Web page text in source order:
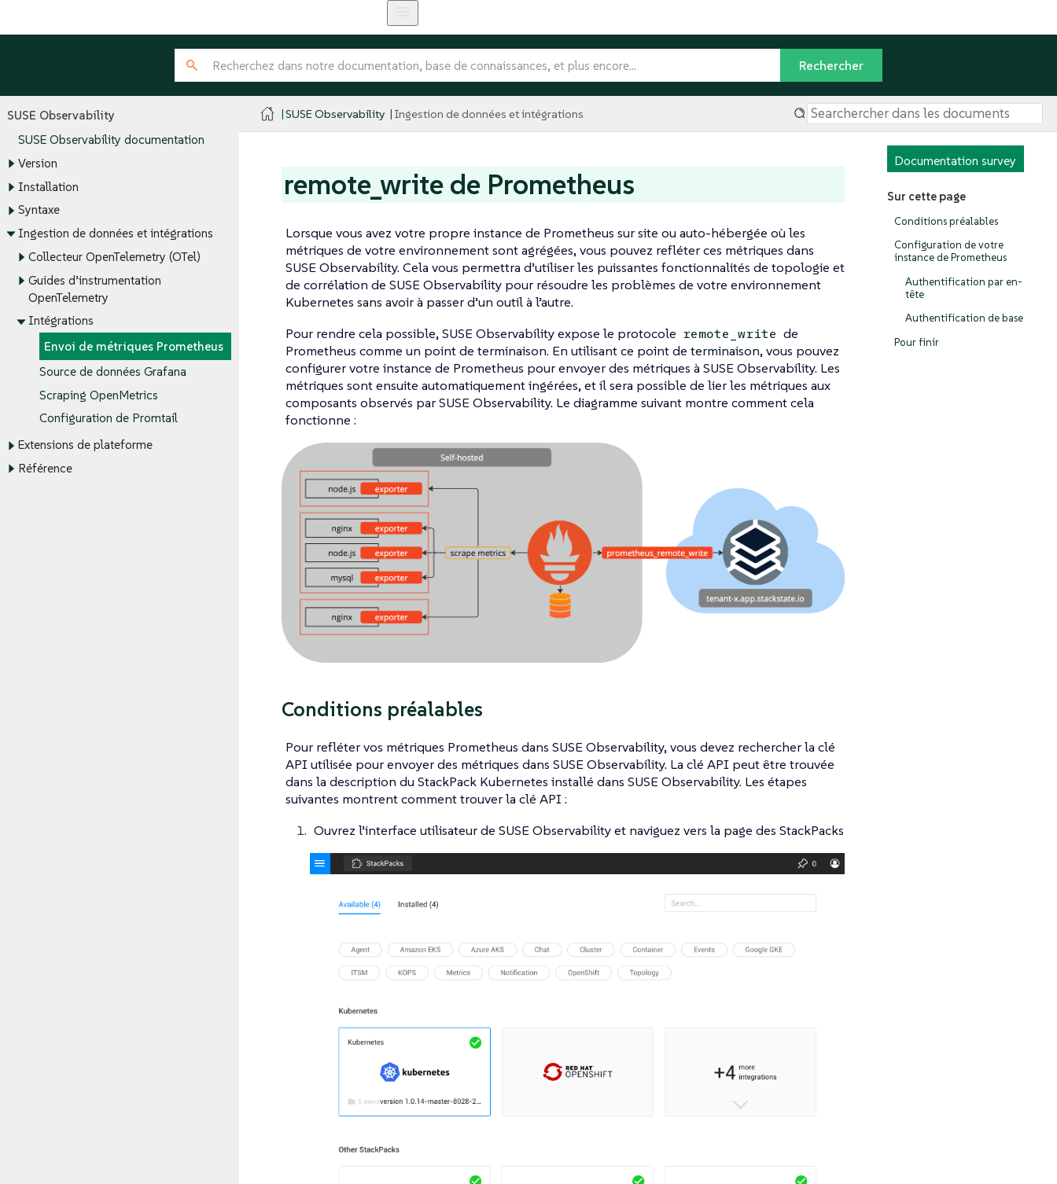
SUSE Observability
SUSE Observability documentation
Version
Installation
Syntaxe
Ingestion de données et intégrations
Collecteur OpenTelemetry (OTel)
Guides d’instrumentation
OpenTelemetry
Intégrations
Envoi de métriques Prometheus
Source de données Grafana
Scraping OpenMetrics
Configuration de Promtail
Extensions de plateforme
Référence
SUSE Observability Ingestion de données et intégrations
Documentation survey
Sur cette page
Conditions préalables
Configuration de votre
instance de Prometheus
Authentification par en-
tête
Authentification de base
Pour finir
remote_write de Prometheus
Lorsque vous avez votre propre instance de Prometheus sur site ou auto-hébergée où les
métriques de votre environnement sont agrégées, vous pouvez refléter ces métriques dans
SUSE Observability. Cela vous permettra d’utiliser les puissantes fonctionnalités de topologie et
de corrélation de SUSE Observability pour résoudre les problèmes de votre environnement
Kubernetes sans avoir à passer d’un outil à l’autre.
Pour rendre cela possible, SUSE Observability expose le protocole remote_write de
Prometheus comme un point de terminaison. En utilisant ce point de terminaison, vous pouvez
configurer votre instance de Prometheus pour envoyer des métriques à SUSE Observability. Les
métriques sont ensuite automatiquement ingérées, et il sera possible de lier les métriques aux
composants observés par SUSE Observability. Le diagramme suivant montre comment cela
fonctionne :
Conditions préalables
Pour refléter vos métriques Prometheus dans SUSE Observability, vous devez rechercher la clé
API utilisée pour envoyer des métriques dans SUSE Observability. La clé API peut être trouvée
dans la description du StackPack Kubernetes installé dans SUSE Observability. Les étapes
suivantes montrent comment trouver la clé API :
Ouvrez l’interface utilisateur de SUSE Observability et naviguez vers la page des StackPacks